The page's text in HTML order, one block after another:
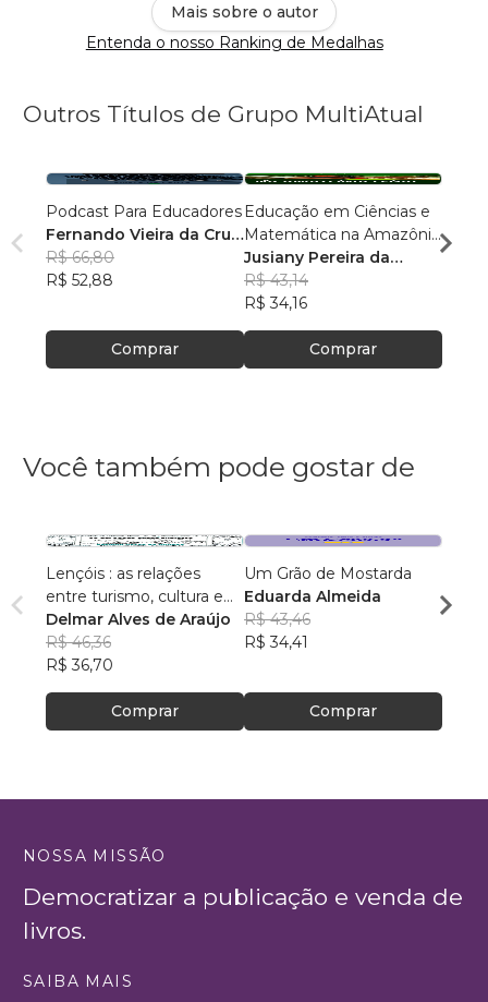
Mais sobre o autor
Entenda o nosso Ranking de Medalhas
Outros Títulos de Grupo MultiAtual
Podcast Para Educadores
Fernando Vieira da Cruz
(Fernandinho Cruz)
R$ 66,80
R$ 52,88
Comprar
Educação em Ciências e
Matemática na Amazônia
Legal: Pesquisas e
Práticas Pedagógicas
Jusiany Pereira da
Cunha dos Santos
R$ 43,14
R$ 34,16
Comprar
Érica
Você também pode gostar de
Lençóis : as relações
entre turismo, cultura e
ambiente
Delmar Alves de Araújo
R$ 46,36
R$ 36,70
Comprar
Um Grão de Mostarda
Eduarda Almeida
R$ 43,46
R$ 34,41
Comprar
Aulas
NOSSA MISSÃO
Democratizar a publicação e venda de
livros.
SAIBA MAIS